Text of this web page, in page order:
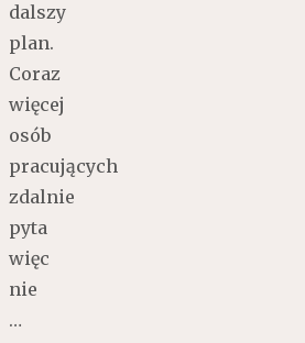
dalszy
plan.
Coraz
więcej
osób
pracujących
zdalnie
pyta
więc
nie
…